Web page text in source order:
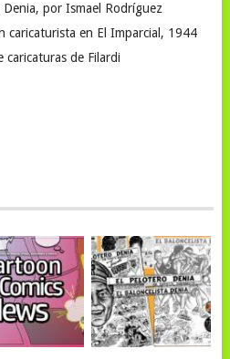
por Ismael Rodríguez
caricaturista en El Imparcial, 1944
caricaturas de Filardi